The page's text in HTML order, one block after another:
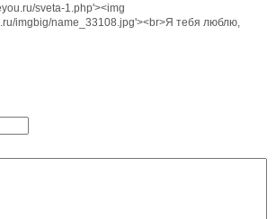
sveta-1.php'><img
imgbig/name_33108.jpg'><br>Я тебя люблю,